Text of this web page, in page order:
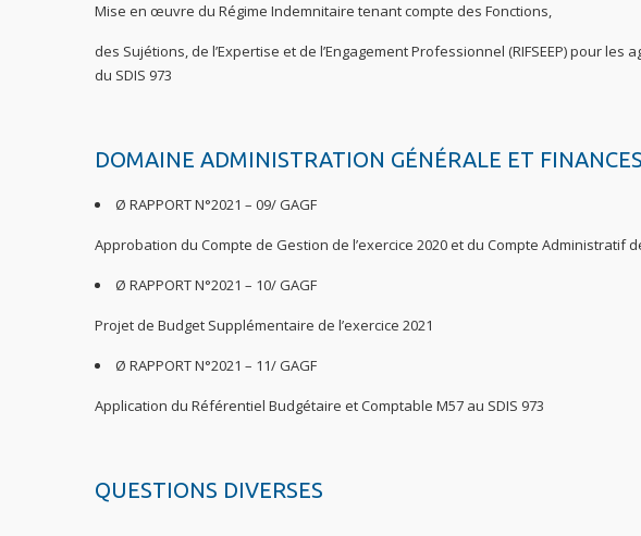
Mise en œuvre du Régime Indemnitaire tenant compte des Fonctions,
des Sujétions, de l’Expertise et de l’Engagement Professionnel (RIFSEEP) pour
du SDIS 973
DOMAINE ADMINISTRATION GÉNÉRALE ET FINANCES
Ø RAPPORT N°2021 – 09/ GAGF
Approbation du Compte de Gestion de l’exercice 2020 et du Compte Administratif
Ø RAPPORT N°2021 – 10/ GAGF
Projet de Budget Supplémentaire de l’exercice 2021
Ø RAPPORT N°2021 – 11/ GAGF
Application du Référentiel Budgétaire et Comptable M57 au SDIS 973
QUESTIONS DIVERSES